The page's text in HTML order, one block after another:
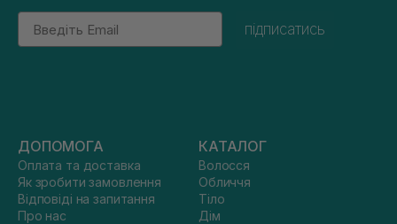
Email
підписатись
ДОПОМОГА
Оплата та доставка
Як зробити замовлення
Відповіді на запитання
Про нас
КАТАЛОГ
Волосся
Обличчя
Тіло
Дім